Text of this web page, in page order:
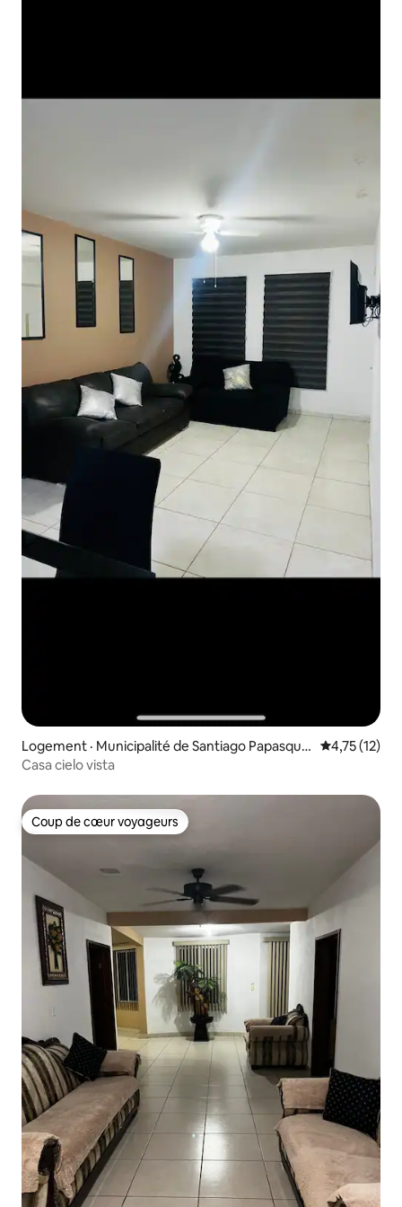
Logement · Municipalité de Santiago Papasquia
ro
Note
4,75 (12)
Casa cielo vista
Coup de cœur voyageurs
Coup de cœur voyageurs